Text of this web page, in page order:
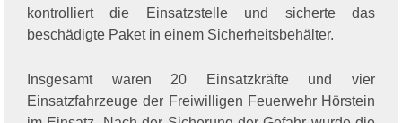
kontrolliert die Einsatzstelle und sicherte das
beschädigte Paket in einem Sicherheitsbehälter.
Insgesamt waren 20 Einsatzkräfte und vier
Einsatzfahrzeuge der Freiwilligen Feuerwehr Hörstein